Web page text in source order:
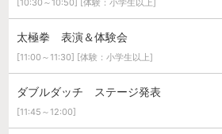
[10:30～10:50] [体験：小学生以上]
太極拳 表演＆体験会
[11:00～11:30] [体験：小学生以上]
ダブルダッチ ステージ発表
[11:45～12:00]